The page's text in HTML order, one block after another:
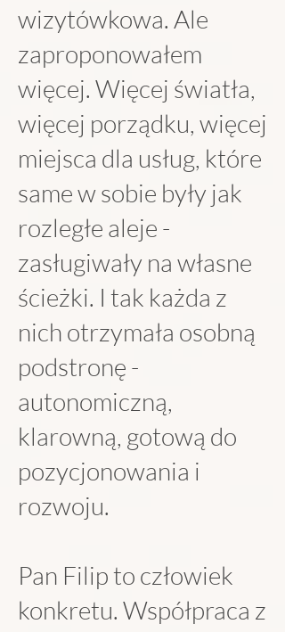
wizytówkowa. Ale
zaproponowałem
więcej. Więcej światła,
więcej porządku, więcej
miejsca dla usług, które
same w sobie były jak
rozległe aleje -
zasługiwały na własne
ścieżki. I tak każda z
nich otrzymała osobną
podstronę -
autonomiczną,
klarowną, gotową do
pozycjonowania i
rozwoju.
Pan Filip to człowiek
konkretu. Współpraca z